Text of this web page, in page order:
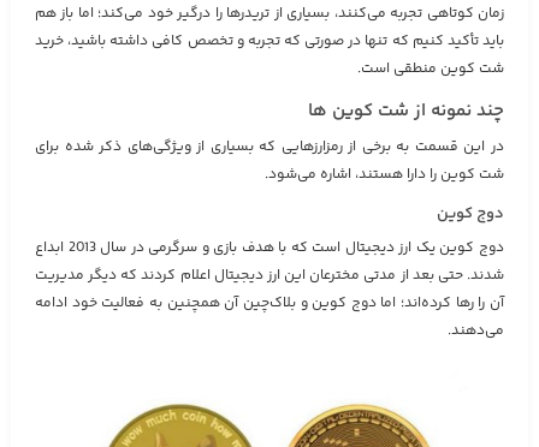
زمان کوتاهی تجربه می‌کنند، بسیاری از تریدرها را درگیر خود می‌کند؛ اما باز هم
باید تأکید کنیم که تنها در صورتی که تجربه و تخصص کافی داشته باشید، خرید
شت کوین‌ منطقی است.
چند نمونه از شت کوین‌ ها
در این قسمت به برخی از رمزارزهایی که بسیاری از ویژگی‌های ذکر شده برای
شت کوین را دارا هستند، اشاره می‌شود.
دوج کوین
دوج کوین یک ارز دیجیتال است که با هدف بازی و سرگرمی در سال 2013 ابداع
شدند. حتی بعد از مدتی مخترعان این ارز دیجیتال اعلام کردند که دیگر مدیریت
آن را رها کرده‌اند؛ اما دوج کوین و بلاک‌چین آن همچنین به فعالیت خود ادامه
می‌دهند.